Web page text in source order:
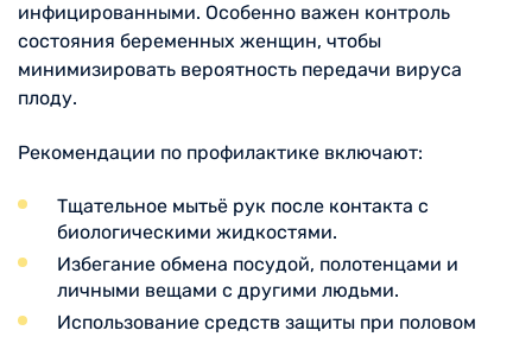
инфицированными. Особенно важен контроль
состояния беременных женщин, чтобы
минимизировать вероятность передачи вируса
плоду.
Рекомендации по профилактике включают:
Тщательное мытьё рук после контакта с
биологическими жидкостями.
Избегание обмена посудой, полотенцами и
личными вещами с другими людьми.
Использование средств защиты при половом